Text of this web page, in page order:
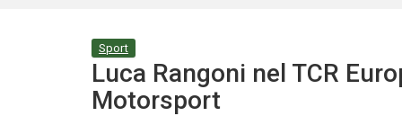
Sport
Luca Rangoni nel TCR
Motorsport